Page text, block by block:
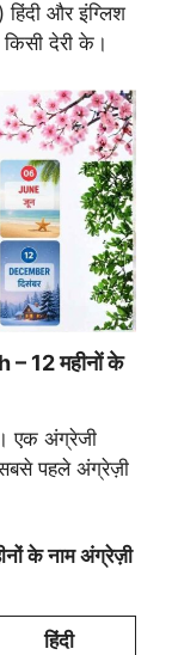
और इंग्लिश
देरी के।
12 महीनों के
एक अंग्रेजी
पहले अंग्रेज़ी
के नाम अंग्रेज़ी
हिंदी